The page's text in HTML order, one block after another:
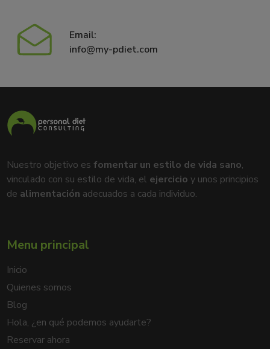
Email:
info@my-pdiet.com
Nuestro objetivo esfomentar un estilo de vida sano,
vinculado con su estilo de vida, el ejercicio y unos principios
de alimentación adecuados a cada individuo.
Menu principal
Inicio
Quienes somos
Blog
Hola, ¿en qué podemos ayudarte?
Reservar ahora